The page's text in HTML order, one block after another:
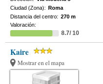
Ciudad (Zona): Roma
Distancia del centro: 270 m
Valoración:
8.7/ 10
Kaire
Mostrar en el mapa